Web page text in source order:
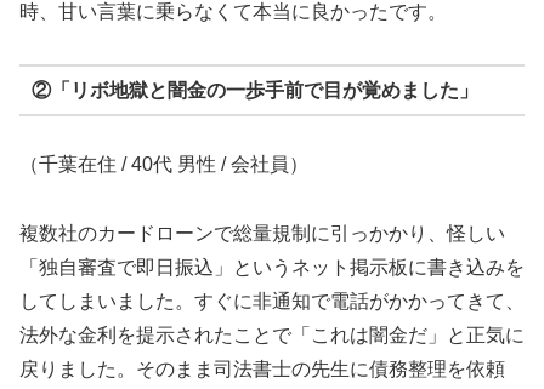
時、甘い言葉に乗らなくて本当に良かったです。
②「リボ地獄と闇金の一歩手前で目が覚めました」
（千葉在住 / 40代 男性 / 会社員）
複数社のカードローンで総量規制に引っかかり、怪しい
「独自審査で即日振込」というネット掲示板に書き込みを
してしまいました。すぐに非通知で電話がかかってきて、
法外な金利を提示されたことで「これは闇金だ」と正気に
戻りました。そのまま司法書士の先生に債務整理を依頼